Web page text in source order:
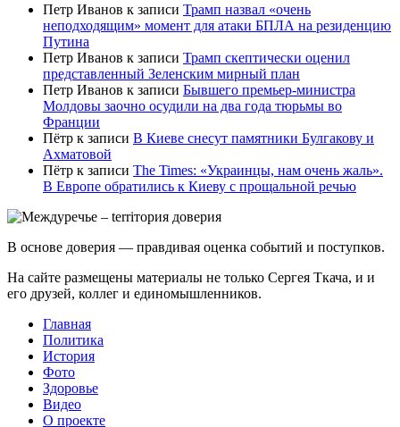
Петр Иванов к записи Трамп назвал «очень
неподходящим» момент для атаки БПЛА на резиденцию
Путина
Петр Иванов к записи Трамп скептически оценил
представленный Зеленским мирный план
Петр Иванов к записи Бывшего премьер-министра
Молдовы заочно осудили на два года тюрьмы во
Франции
Пётр к записи В Киеве снесут памятники Булгакову и
Ахматовой
Пётр к записи Тhe Times: «Украинцы, нам очень жаль».
В Европе обратились к Киеву с прощальной речью
В основе доверия — правдивая оценка событий и поступков.
На сайте размещены материалы не только Сергея Ткача, и и
его друзей, коллег и единомышленников.
Главная
Политика
История
Фото
Здоровье
Видео
О проекте